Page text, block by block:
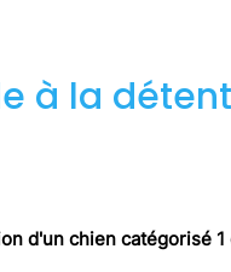
à la
d'un chien catégorisé 1